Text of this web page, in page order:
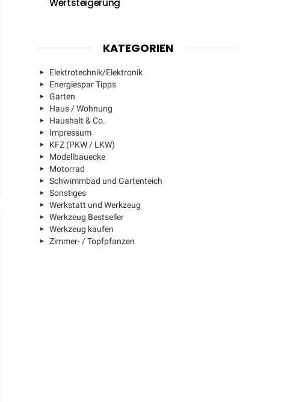
KATEGORIEN
Elektrotechnik/Elektronik
Energiespar Tipps
Garten
Haus / Wohnung
Haushalt & Co.
Impressum
KFZ (PKW / LKW)
Modellbauecke
Motorrad
Schwimmbad und Gartenteich
Sonstiges
Werkstatt und Werkzeug
Werkzeug Bestseller
Werkzeug kaufen
Zimmer- / Topfpfanzen